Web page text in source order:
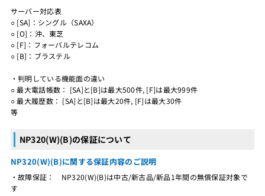
サーバー対応表
○ [SA]：シングル（SAXA）
○ [O]：沖、東芝
○ [F]：フォーバルテレコム
○ [B]：ブラステル
・判明している機能面の違い
○ 最大電話帳数： [SA]と[B]は最大500件, [F]は最大999件
○ 最大履歴数： [SA]と[B]は最大20件, [F]は最大30件
等
NP320(W)(B)の保証について
NP320(W)(B)に関する保証内容のご説明
・故障保証： NP320(W)(B)は中古/新古品/新品1年間の無償保証対象で
す